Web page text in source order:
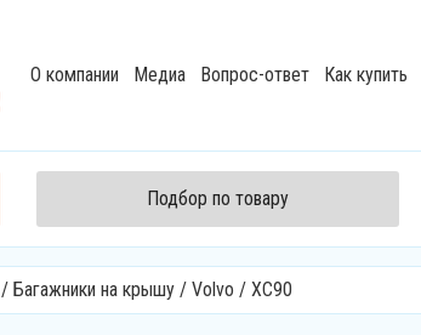
О компании Медиа Вопрос-ответ Как купить
Подбор по товару
/Багажники на крышу /Volvo /XC90